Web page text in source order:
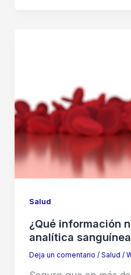
Salud
¿Qué información
analítica
Deja un comentario / Salud /